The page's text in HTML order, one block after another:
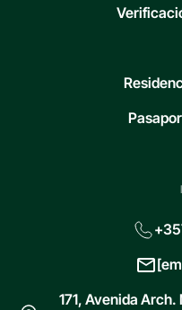
171, Avenida